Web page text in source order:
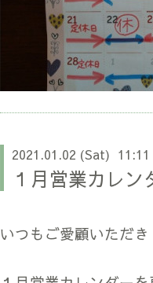
2021.01.02 (Sat) 11:11
１月営業カレン
いつもご愛顧いただ